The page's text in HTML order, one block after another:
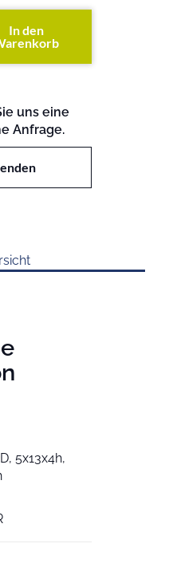
In den
uns eine
Anfrage.
5x13x4h,